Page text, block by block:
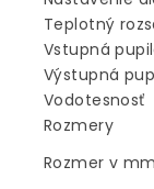
Teplotný
Vstupná
Výstupná
Vodotesnosť
Rozmery
Rozmer v mm